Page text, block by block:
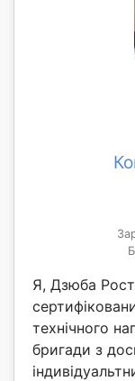
Я, Дзюба
технічного
бригади з